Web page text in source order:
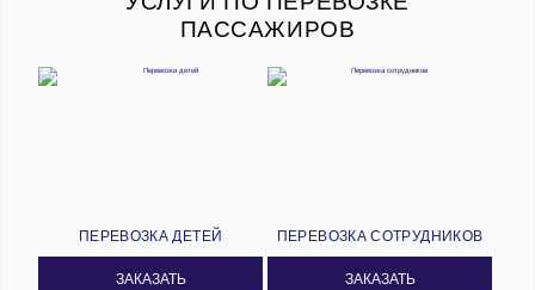
ПАССАЖИРОВ
ПЕРЕВОЗКА ДЕТЕЙ
ЗАКАЗАТЬ
ПЕРЕВОЗКА СОТРУДНИКОВ
ЗАКАЗАТЬ